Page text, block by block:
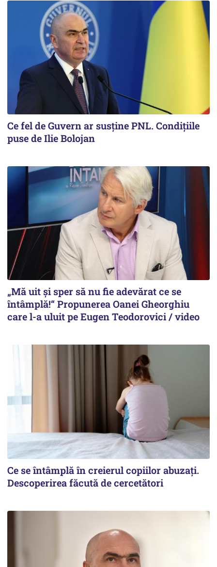
Ce fel de Guvern ar susține PNL. Condițiile
puse de Ilie Bolojan
„Mă uit și sper să nu fie adevărat ce se
întâmplă!“ Propunerea Oanei Gheorghiu
care l-a uluit pe Eugen Teodorovici / video
Ce se întâmplă în creierul copiilor abuzați.
Descoperirea făcută de cercetători